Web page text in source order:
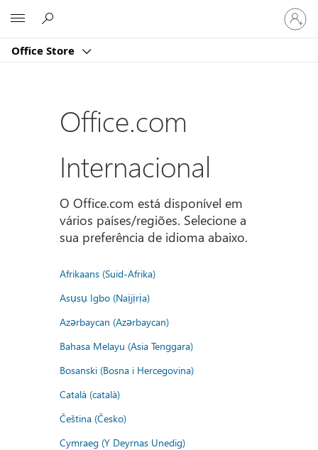
Office Store
Iniciar
sessão
na
Office.com
Internacional
O Office.com está disponível em
vários países/regiões. Selecione a
sua preferência de idioma abaixo.
Afrikaans (Suid-Afrika)
Asụsụ Igbo (Naịjịrịa)
Azərbaycan (Azərbaycan)
Bahasa Melayu (Asia Tenggara)
Bosanski (Bosna i Hercegovina)
Català (català)
Čeština (Česko)
Cymraeg (Y Deyrnas Unedig)